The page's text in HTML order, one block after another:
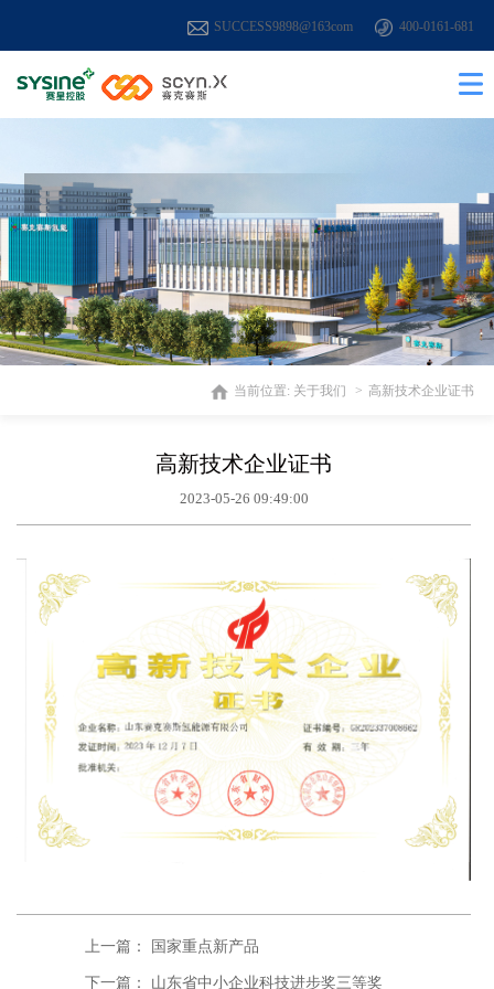
SUCCESS9898@163com 400-0161-681
当前位置: 关于我们 高新技术企业证书
高新技术企业证书
2023-05-26 09:49:00
上一篇： 国家重点新产品
下一篇： 山东省中小企业科技进步奖三等奖